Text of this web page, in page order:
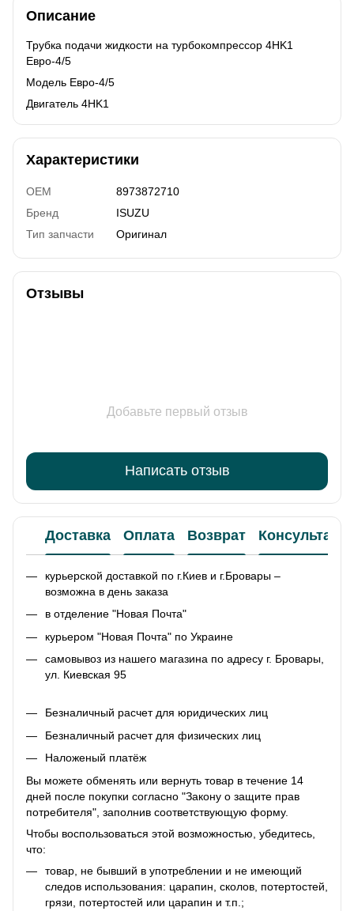
Описание
Трубка подачи жидкости на турбокомпрессор 4HK1
Евро-4/5
Модель Евро-4/5
Двигатель 4HK1
Характеристики
OEM
8973872710
Бренд
ISUZU
Тип запчасти
Оригинал
Отзывы
Добавьте первый отзыв
Написать отзыв
Доставка Оплата Возврат
курьерской доставкой по г.Киев и г.Бровары –
возможна в день заказа
в отделение "Новая Почта"
курьером "Новая Почта" по Украине
самовывоз из нашего магазина по адресу г. Бровары,
ул. Киевская 95
Безналичный расчет для юридических лиц
Безналичный расчет для физических лиц
Наложеный платёж
Вы можете обменять или вернуть товар в течение 14
дней после покупки согласно "Закону о защите прав
потребителя", заполнив соответствующую форму.
Чтобы воспользоваться этой возможностью, убедитесь,
что:
товар, не бывший в употреблении и не имеющий
следов использования: царапин, сколов, потертостей,
грязи, потертостей или царапин и т.п.;